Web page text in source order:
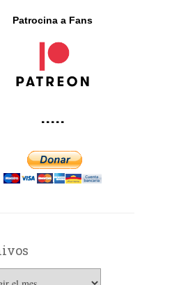
Patrocina a Fans
·····